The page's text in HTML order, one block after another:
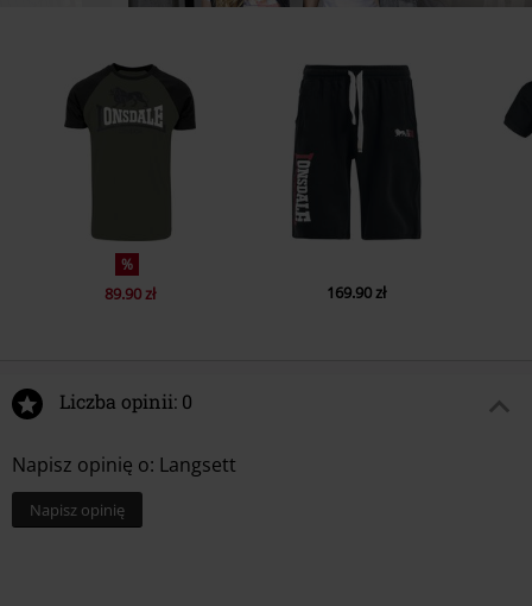
%
89.90 zł 169.90 zł
Liczba opinii: 0
Napisz opinię o: Langsett
Napisz opinię